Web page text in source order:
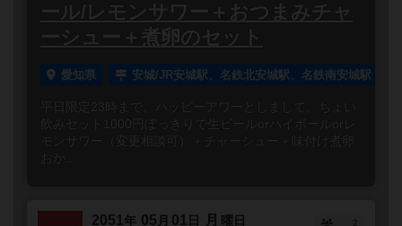
ール/レモンサワー＋おつまみチャ
ーシュー＋煮卵のセット
愛知県 安城/JR安城駅、名鉄北安城駅、名鉄南安城駅
平日限定23時まで、ハッピーアワーとしまして、ちょい
飲みセット1000円ぽっきりで生ビールorハイボールorレ
モンサワー（変更相談可）＋チャーシュー＋味付け煮卵
2051 年 05 月 01 日 月 曜日
2